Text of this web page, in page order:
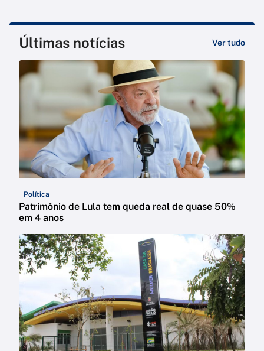
Últimas notícias Ver tudo
Política
Patrimônio de Lula tem queda real de quase 50%
em 4 anos